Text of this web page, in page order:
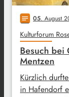
notes 05. August
Kulturforum
Besuch bei
Mentzen
Kürzlich
in Hafendorf